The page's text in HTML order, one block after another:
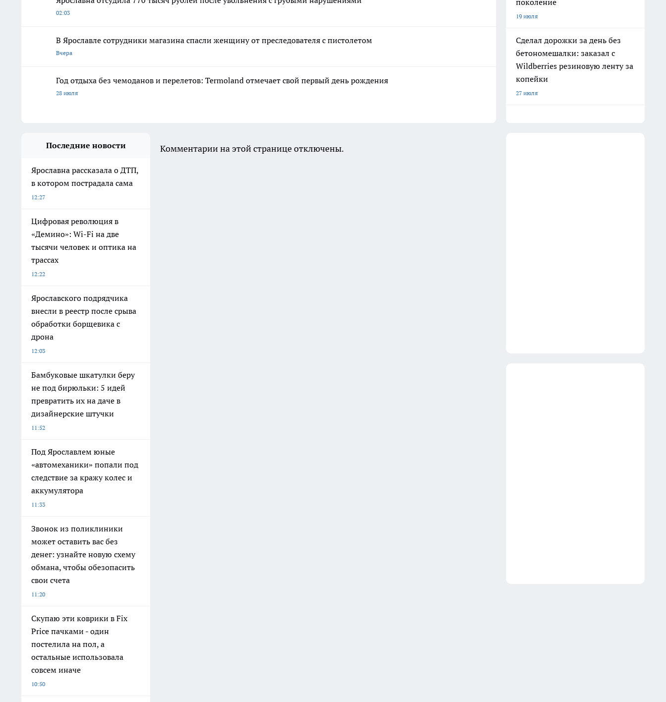
02:03
В Ярославле сотрудники магазина спасли женщину от преследователя с пистолетом
Вчера
Год отдыха без чемоданов и перелетов: Termoland отмечает свой первый день рождения
28 июля
поколение
19 июля
Сделал дорожки за день без
бетономешалки: заказал с
Wildberries резиновую ленту за
копейки
27 июля
Последние новости
Ярославна рассказала о ДТП,
в котором пострадала сама
12:27
Цифровая революция в
«Демино»: Wi-Fi на две
тысячи человек и оптика на
трассах
12:22
Ярославского подрядчика
внесли в реестр после срыва
обработки борщевика с
дрона
12:03
Бамбуковые шкатулки беру
не под бирюльки: 5 идей
превратить их на даче в
дизайнерские штучки
11:52
Под Ярославлем юные
«автомеханики» попали под
следствие за кражу колес и
аккумулятора
11:33
Звонок из поликлиники
может оставить вас без
денег: узнайте новую схему
обмана, чтобы обезопасить
свои счета
11:20
Скупаю эти коврики в Fix
Price пачками - один
постелила на пол, а
остальные использовала
совсем иначе
10:50
Комментарии на этой странице отключены.